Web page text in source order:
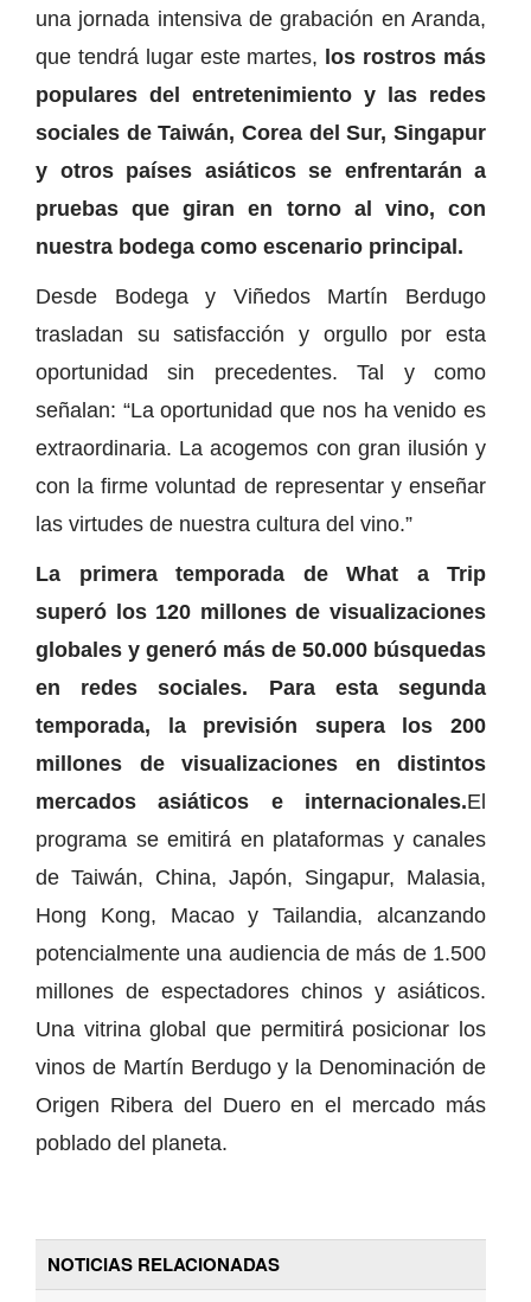
una jornada intensiva de grabación en Aranda,
que tendrá lugar este martes, los rostros más
populares del entretenimiento y las redes
sociales de Taiwán, Corea del Sur, Singapur
y otros países asiáticos se enfrentarán a
pruebas que giran en torno al vino, con
nuestra bodega como escenario principal.
Desde Bodega y Viñedos Martín Berdugo
trasladan su satisfacción y orgullo por esta
oportunidad sin precedentes. Tal y como
señalan: “La oportunidad que nos ha venido es
extraordinaria. La acogemos con gran ilusión y
con la firme voluntad de representar y enseñar
las virtudes de nuestra cultura del vino.”
La primera temporada de What a Trip
superó los 120 millones de visualizaciones
globales y generó más de 50.000 búsquedas
en redes sociales. Para esta segunda
temporada, la previsión supera los 200
millones de visualizaciones en distintos
mercados asiáticos e internacionales.El
programa se emitirá en plataformas y canales
de Taiwán, China, Japón, Singapur, Malasia,
Hong Kong, Macao y Tailandia, alcanzando
potencialmente una audiencia de más de 1.500
millones de espectadores chinos y asiáticos.
Una vitrina global que permitirá posicionar los
vinos de Martín Berdugo y la Denominación de
Origen Ribera del Duero en el mercado más
poblado del planeta.
NOTICIAS RELACIONADAS